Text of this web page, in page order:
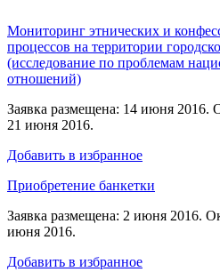
Мониторинг этнических и
процессов на территории
(исследование по проблемам
отношений)
Заявка размещена: 14 июня 2016.
21 июня 2016.
Добавить в избранное
Приобретение банкетки
Заявка размещена: 2 июня 2016.
июня 2016.
Добавить в избранное